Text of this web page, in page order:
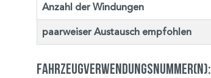
Anzahl der Windungen
paarweiser Austausch empfohlen
Fahrzeugverwendungsnummer(n):